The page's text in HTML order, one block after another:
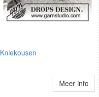
Kniekousen
Meer info